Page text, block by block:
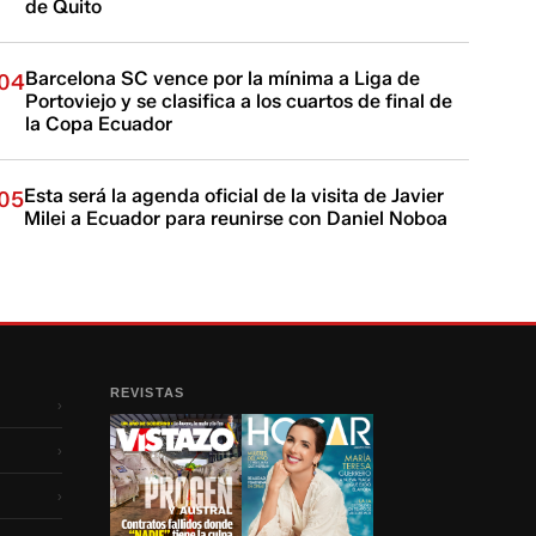
de Quito
Barcelona SC vence por la mínima a Liga de
Portoviejo y se clasifica a los cuartos de final de
la Copa Ecuador
Esta será la agenda oficial de la visita de Javier
Milei a Ecuador para reunirse con Daniel Noboa
›
›
›
REVISTAS